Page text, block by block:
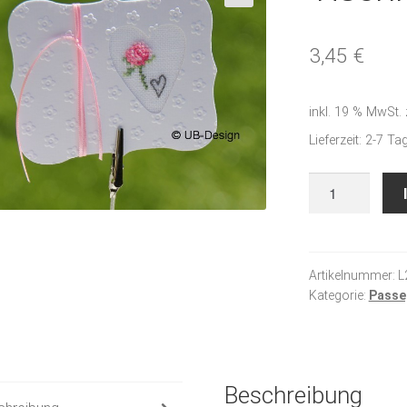
3,45 €
inkl. 19 % MwSt.
Lieferzeit: 2-7
Artikelnummer:
Kategorie:
Beschreibung